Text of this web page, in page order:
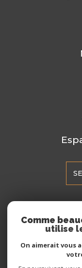
Comme
utilise
On aimerait vous